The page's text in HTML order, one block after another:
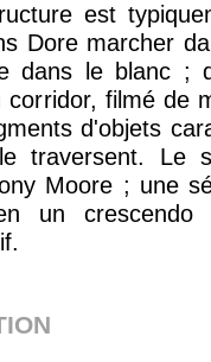
est
Dore marcher
dans le blanc ;
filmé de
d'objets
traversent. Le
Moore ; une
un crescendo